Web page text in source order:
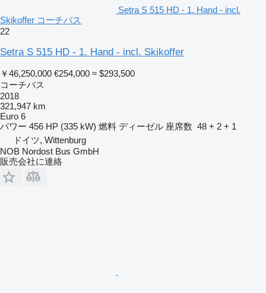
Setra S 515 HD - 1. Hand - incl.
Skikoffer コーチバス
22
Setra S 515 HD - 1. Hand - incl. Skikoffer
￥46,250,000 €254,000 ≈ $293,500
コーチバス
2018
321,947 km
Euro 6
パワー 456 HP (335 kW) 燃料 ディーゼル 座席数 48 + 2 + 1
ドイツ, Wittenburg
NOB Nordost Bus GmbH
販売会社に連絡